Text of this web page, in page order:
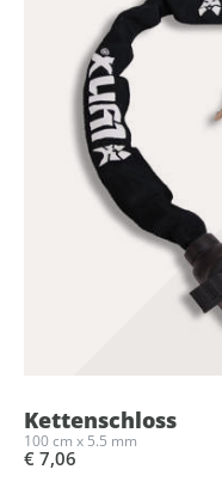
Kettenschloss
100 cm x 5.5 mm
€ 7,06